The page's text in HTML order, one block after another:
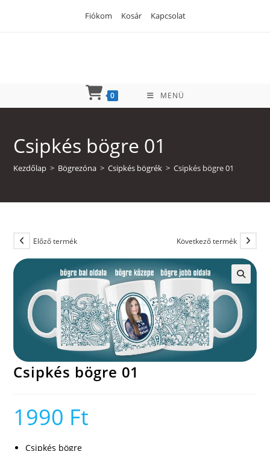
Fiókom Kosár Kapcsolat
0 MENÜ
Csipkés bögre 01
Kezdőlap > Bögrezóna > Csipkés bögrék > Csipkés bögre 01
Előző termék Következő termék
Csipkés bögre 01
1990 Ft
Csipkés bögre